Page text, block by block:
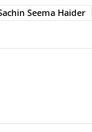
Seema Haider